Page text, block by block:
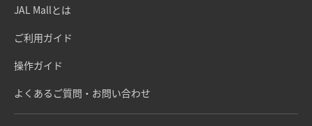
JAL Mallとは
ご利用ガイド
操作ガイド
よくあるご質問・お問い合わせ